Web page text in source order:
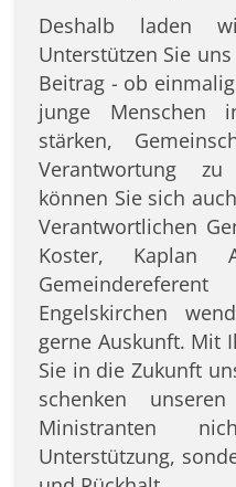
Deshalb laden
Unterstützen Sie
Beitrag - ob
junge Menschen
stärken,
Verantwortung
können Sie sich
Verantwortlichen
Koster, Kaplan
Engelskirchen
gerne Auskunft. Mit
Sie in die Zukunft
schenken
Ministranten
Unterstützung,